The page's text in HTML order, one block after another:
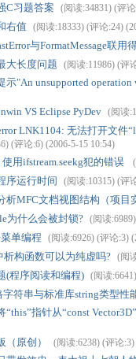
C习题答案 (阅读:34831) (评
右值 (阅读:18333) (评论:24)
与FormatMessage联用
大长度问题 (阅读:11986) (评
示"An unsupported operation
VS Eclipse PyDev (阅读
LNK1104: 无法打开文件
(评论:6) (2006-5-15 10:54)
使用ifstream.seekg犯的错误
序运行时间 (阅读:10315) (评
析MFC文档视图结构（项目
为什么会被封锁? (阅读
单编程 (阅读:6926) (评论:3)
析构函数可以为纯虚吗? (阅
(程序阅读和编程) (阅读
字符串与标准库string类型性
“this”指针从“const
（原创） (阅读:6238) (评论:3)